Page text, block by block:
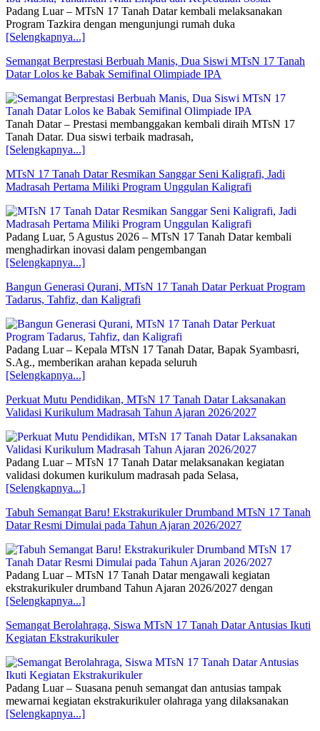
Padang Luar – MTsN 17 Tanah Datar kembali melaksanakan
Program Tazkira dengan mengunjungi rumah duka
[Selengkapnya...]
Semangat Berprestasi Berbuah Manis, Dua Siswi MTsN 17 Tanah
Datar Lolos ke Babak Semifinal Olimpiade IPA
Tanah Datar – Prestasi membanggakan kembali diraih MTsN 17
Tanah Datar. Dua siswi terbaik madrasah,
[Selengkapnya...]
MTsN 17 Tanah Datar Resmikan Sanggar Seni Kaligrafi, Jadi
Madrasah Pertama Miliki Program Unggulan Kaligrafi
Padang Luar, 5 Agustus 2026 – MTsN 17 Tanah Datar kembali
menghadirkan inovasi dalam pengembangan
[Selengkapnya...]
Bangun Generasi Qurani, MTsN 17 Tanah Datar Perkuat Program
Tadarus, Tahfiz, dan Kaligrafi
Padang Luar – Kepala MTsN 17 Tanah Datar, Bapak Syambasri,
S.Ag., memberikan arahan kepada seluruh
[Selengkapnya...]
Perkuat Mutu Pendidikan, MTsN 17 Tanah Datar Laksanakan
Validasi Kurikulum Madrasah Tahun Ajaran 2026/2027
Padang Luar – MTsN 17 Tanah Datar melaksanakan kegiatan
validasi dokumen kurikulum madrasah pada Selasa,
[Selengkapnya...]
Tabuh Semangat Baru! Ekstrakurikuler Drumband MTsN 17 Tanah
Datar Resmi Dimulai pada Tahun Ajaran 2026/2027
Padang Luar – MTsN 17 Tanah Datar mengawali kegiatan
ekstrakurikuler drumband Tahun Ajaran 2026/2027 dengan
[Selengkapnya...]
Semangat Berolahraga, Siswa MTsN 17 Tanah Datar Antusias Ikuti
Kegiatan Ekstrakurikuler
Padang Luar – Suasana penuh semangat dan antusias tampak
mewarnai kegiatan ekstrakurikuler olahraga yang dilaksanakan
[Selengkapnya...]